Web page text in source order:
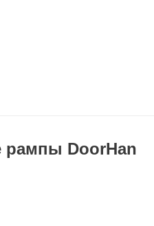
DoorHan